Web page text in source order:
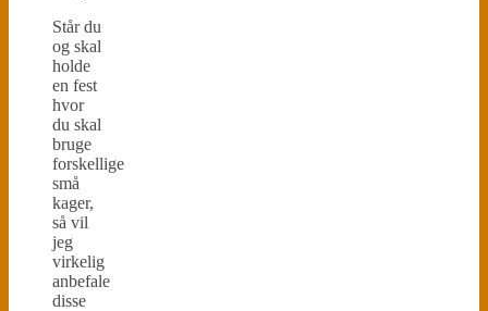
Står du
og skal
holde
en fest
hvor
du skal
bruge
forskellige
små
kager,
så vil
jeg
virkelig
anbefale
disse